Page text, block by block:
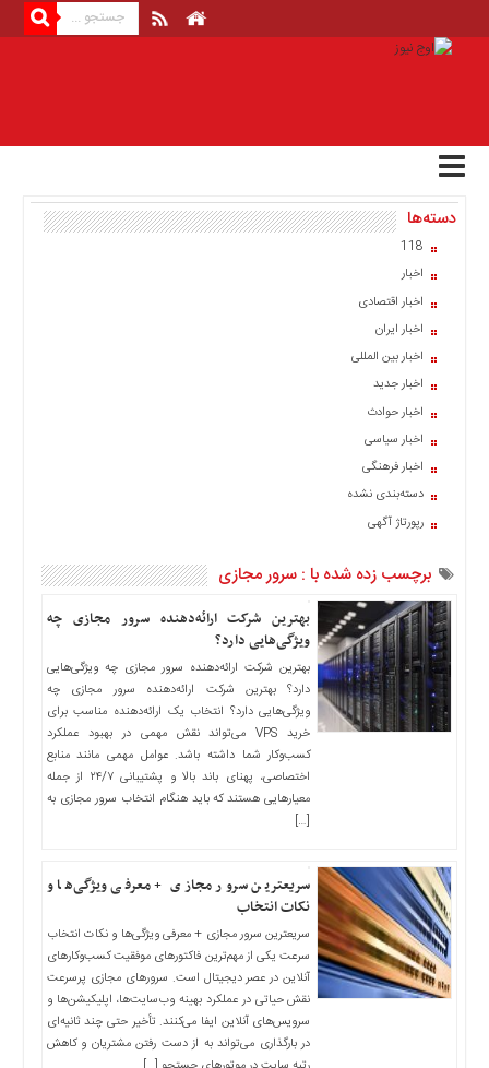
صفحه
اصلی
اخبار
اقتصادی
اقتصادی
سیاسی
اخبار
فرهنگی
منوی
اصلی
صفحه
ایران
اخبار
المللی
اخبار
اقتصادی
دسته‌ها
118
اخبار
اخبار اقتصادی
اخبار ایران
اخبار بین المللی
اخبار جدید
اخبار حوادث
اخبار سیاسی
اخبار فرهنگی
دسته‌بندی نشده
رپورتاژ آگهی
برچسب زده شده با : سرور مجازی
بهترین شرکت ارائه‌دهنده سرور مجازی چه
ویژگی‌هایی دارد؟
بهترین شرکت ارائه‌دهنده سرور مجازی چه ویژگی‌هایی
دارد؟ بهترین شرکت ارائه‌دهنده سرور مجازی چه
ویژگی‌هایی دارد؟ انتخاب یک ارائه‌دهنده مناسب برای
خرید VPS می‌تواند نقش مهمی در بهبود عملکرد
کسب‌وکار شما داشته باشد. عوامل مهمی مانند منابع
اختصاصی، پهنای باند بالا و پشتیبانی ۲۴/۷ از جمله
معیارهایی هستند که باید هنگام انتخاب سرور مجازی به
[…]
سریعترین سرور مجازی + معرفی ویژگی‌ها و
نکات انتخاب
سریعترین سرور مجازی + معرفی ویژگی‌ها و نکات انتخاب
سرعت یکی از مهم‌ترین فاکتورهای موفقیت کسب‌وکارهای
آنلاین در عصر دیجیتال است. سرورهای مجازی پرسرعت
نقش حیاتی در عملکرد بهینه وب‌سایت‌ها، اپلیکیشن‌ها و
سرویس‌های آنلاین ایفا می‌کنند. تأخیر حتی چند ثانیه‌ای
در بارگذاری می‌تواند به از دست رفتن مشتریان و کاهش